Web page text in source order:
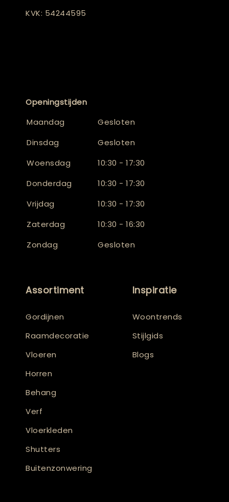
KVK: 54244595
Openingstijden
Maandag
Gesloten
Dinsdag
Gesloten
Woensdag
10:30 - 17:30
Donderdag
10:30 - 17:30
Vrijdag
10:30 - 17:30
Zaterdag
10:30 - 16:30
Zondag
Gesloten
Assortiment
Gordijnen
Raamdecoratie
Vloeren
Horren
Behang
Verf
Vloerkleden
Shutters
Buitenzonwering
Inspiratie
Woontrends
Stijlgids
Blogs